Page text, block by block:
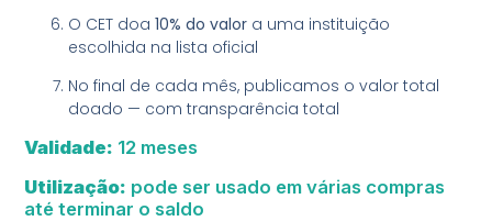
O CET doa10% do valor a uma instituição
escolhida na lista oficial
No final de cada mês, publicamos o valor total
doado — com transparência total
Validade: 12 meses
Utilização: pode ser usado em várias compras
até terminar o saldo